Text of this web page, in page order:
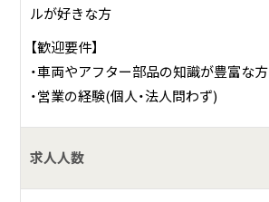
ルが好きな方
【歓迎要件】
・車両やアフター部品の知識が豊富な方
・営業の経験(個人・法人問わず)
求人人数